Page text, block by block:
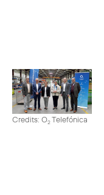
Credits: O2Telefónica